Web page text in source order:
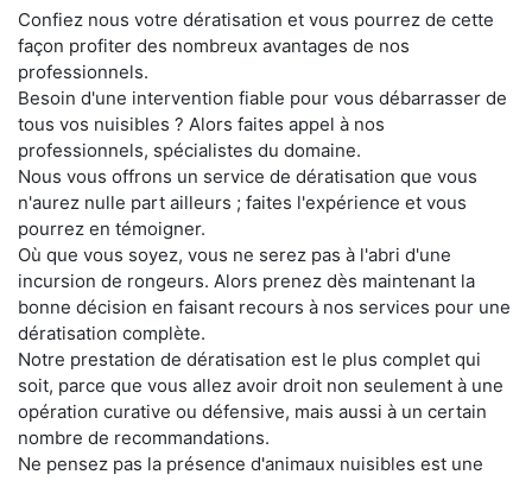
Confiez nous votre dératisation et vous pourrez de cette
façon profiter des nombreux avantages de nos
professionnels.
Besoin d'une intervention fiable pour vous débarrasser de
tous vos nuisibles ? Alors faites appel à nos
professionnels, spécialistes du domaine.
Nous vous offrons un service de dératisation que vous
n'aurez nulle part ailleurs ; faites l'expérience et vous
pourrez en témoigner.
Où que vous soyez, vous ne serez pas à l'abri d'une
incursion de rongeurs. Alors prenez dès maintenant la
bonne décision en faisant recours à nos services pour une
dératisation complète.
Notre prestation de dératisation est le plus complet qui
soit, parce que vous allez avoir droit non seulement à une
opération curative ou défensive, mais aussi à un certain
nombre de recommandations.
Ne pensez pas la présence d'animaux nuisibles est une